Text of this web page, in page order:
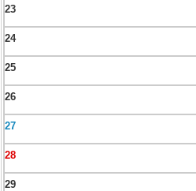
23
24
25
26
27
28
29